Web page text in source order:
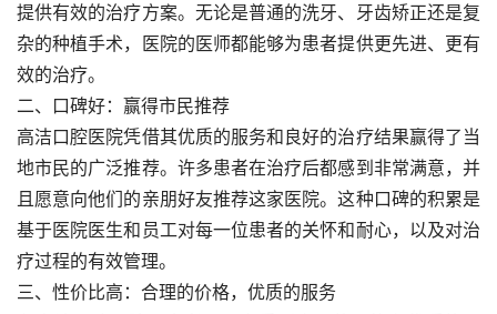
提供有效的治疗方案。无论是普通的洗牙、牙齿矫正还是复
杂的种植手术，医院的医师都能够为患者提供更先进、更有
效的治疗。
二、口碑好：赢得市民推荐
高洁口腔医院凭借其优质的服务和良好的治疗结果赢得了当
地市民的广泛推荐。许多患者在治疗后都感到非常满意，并
且愿意向他们的亲朋好友推荐这家医院。这种口碑的积累是
基于医院医生和员工对每一位患者的关怀和耐心，以及对治
疗过程的有效管理。
三、性价比高：合理的价格，优质的服务